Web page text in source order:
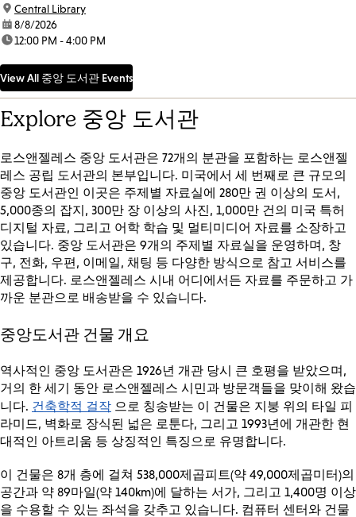
location:
Central Library
date:8/8/2026
time:12:00 PM - 4:00 PM
View All 중앙 도서관 Events
Explore 중앙 도서관
로스앤젤레스 중앙 도서관은 72개의 분관을 포함하는 로스앤젤
레스 공립 도서관의 본부입니다. 미국에서 세 번째로 큰 규모의
중앙 도서관인 이곳은 주제별 자료실에 280만 권 이상의 도서,
5,000종의 잡지, 300만 장 이상의 사진, 1,000만 건의 미국 특허
디지털 자료, 그리고 어학 학습 및 멀티미디어 자료를 소장하고
있습니다. 중앙 도서관은 9개의 주제별 자료실을 운영하며, 창
구, 전화, 우편, 이메일, 채팅 등 다양한 방식으로 참고 서비스를
제공합니다. 로스앤젤레스 시내 어디에서든 자료를 주문하고 가
까운 분관으로 배송받을 수 있습니다.
중앙도서관 건물 개요
역사적인 중앙 도서관은 1926년 개관 당시 큰 호평을 받았으며,
거의 한 세기 동안 로스앤젤레스 시민과 방문객들을 맞이해 왔습
니다. 건축학적 걸작 으로 칭송받는 이 건물은 지붕 위의 타일 피
라미드, 벽화로 장식된 넓은 로툰다, 그리고 1993년에 개관한 현
대적인 아트리움 등 상징적인 특징으로 유명합니다.
이 건물은 8개 층에 걸쳐 538,000제곱피트(약 49,000제곱미터)의
공간과 약 89마일(약 140km)에 달하는 서가, 그리고 1,400명 이상
을 수용할 수 있는 좌석을 갖추고 있습니다. 컴퓨터 센터와 건물